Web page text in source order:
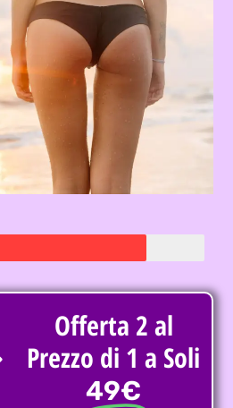
Offerta 2 al
Prezzo di 1 a Soli
49€